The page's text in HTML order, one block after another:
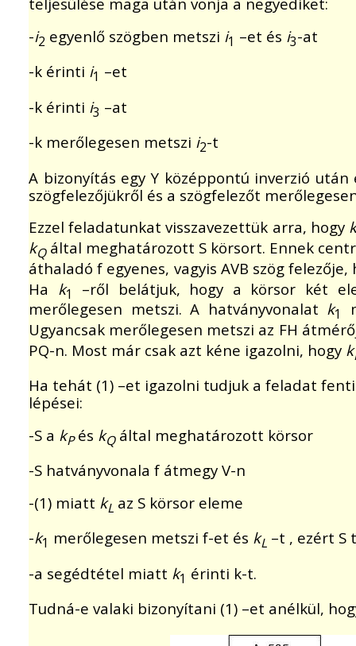
-i2 egyenlő szögben metszi i1 –et és i3-at
-k érinti i1 –et
-k érinti i3 –at
-k merőlegesen metszi i2-t
A bizonyítás egy Y középpontú inverzió
szögfelezőjükről és a szögfelezőt
Ezzel feladatunkat visszavezettük arra, hogy
kQáltal meghatározott S körsort. Ennek
áthaladó f egyenes, vagyis AVB szög
Ha k1
–ről belátjuk, hogy a körsor két
merőlegesen metszi. A hatványvonalat k1
Ugyancsak merőlegesen metszi az FH
PQ-n. Most már csak azt kéne igazolni, hogy k
Ha tehát (1) –et igazolni tudjuk a feladat
lépései:
-S a kPés kQáltal meghatározott körsor
-S hatványvonala f átmegy V-n
-(1) miatt kL az S körsor eleme
-k1 merőlegesen metszi f-et és kL –t , ezért
-a segédtétel miatt k1 érinti k-t.
Tudná-e valaki bizonyítani (1) –et anélkül,